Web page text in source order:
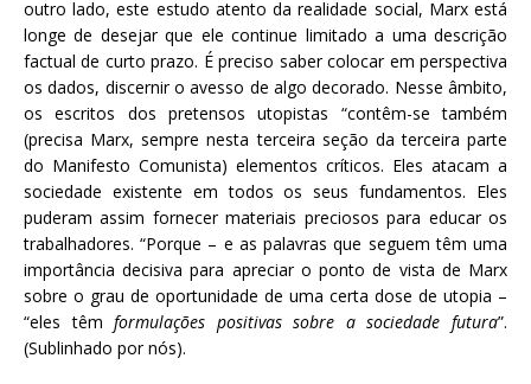
outro lado, este estudo atento da realidade social, Marx está
longe de desejar que ele continue limitado a uma descrição
factual de curto prazo. É preciso saber colocar em perspectiva
os dados, discernir o avesso de algo decorado. Nesse âmbito,
os escritos dos pretensos utopistas “contêm-se também
(precisa Marx, sempre nesta terceira seção da terceira parte
do Manifesto Comunista) elementos críticos. Eles atacam a
sociedade existente em todos os seus fundamentos. Eles
puderam assim fornecer materiais preciosos para educar os
trabalhadores. “Porque – e as palavras que seguem têm uma
importância decisiva para apreciar o ponto de vista de Marx
sobre o grau de oportunidade de uma certa dose de utopia –
“eles têmformulações positivas sobre a sociedade futura”.
(Sublinhado por nós).